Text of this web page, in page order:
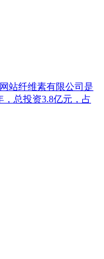
站纤维素有限公司是
，总投资3.8亿元，占